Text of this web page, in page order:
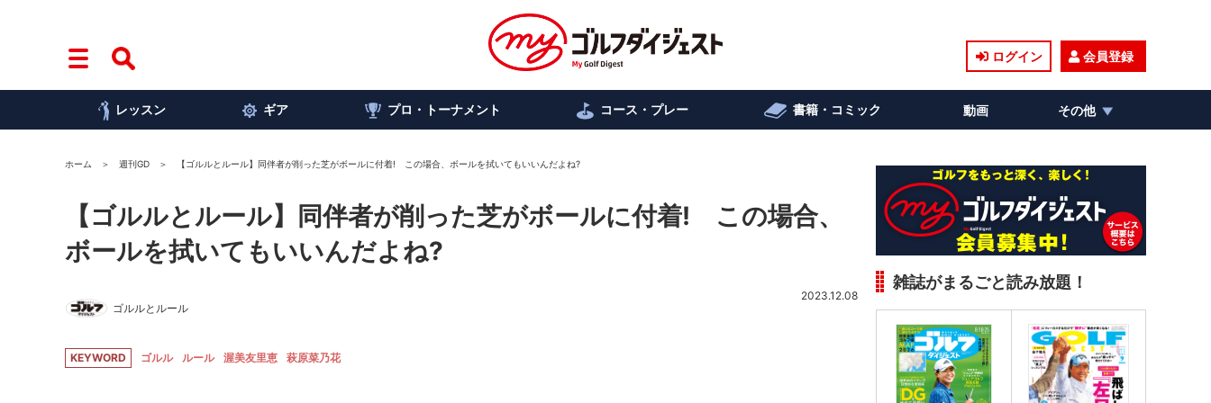
ログイン 会員登録
レッスン ギア プロ・トーナメント コース・プレー 書籍・コミック 動画 その他
ホーム 週刊GD 【ゴルルとルール】同伴者が削った芝がボールに付着! この場合、ボールを拭いてもいいんだよね?
【ゴルルとルール】同伴者が削った芝がボールに付着! この場合、
ボールを拭いてもいいんだよね?
ゴルルとルール
2023.12.08
KEYWORD ゴルル ルール 渥美友里恵 萩原菜乃花
雑誌がまるごと読み放題！